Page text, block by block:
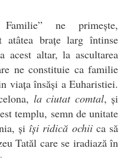
ne primește,
atâtea brațe larg întinse
acest altar, la ascultarea
ne constituie ca familie
viața însăși a Euharistiei.
la ciutat comtal, și
templu, semn de unitate
și își ridică ochiica să
Tatăl care se iradiază în